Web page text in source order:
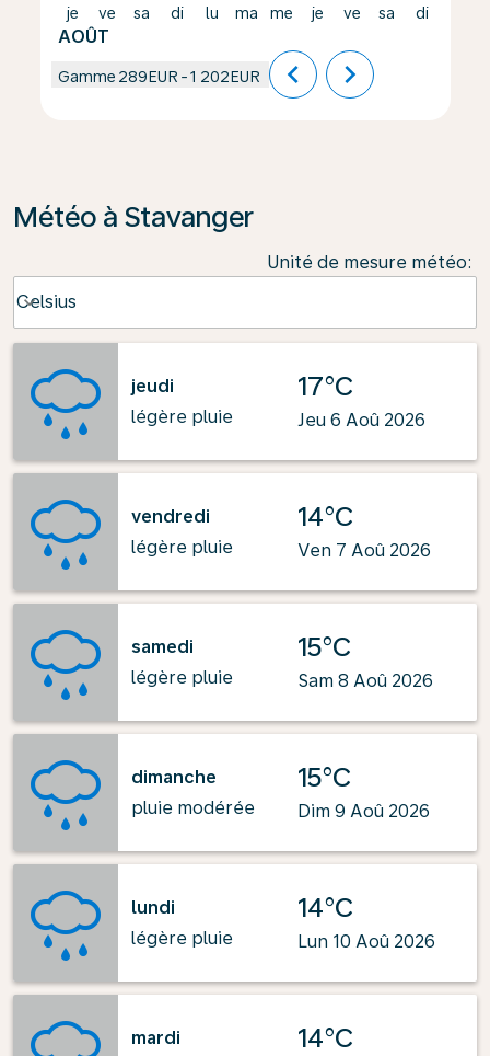
je
AOÛT
ve sa di lu ma me je ve sa di
Gamme 289EUR -1 202EUR chevron_left chevron_right
Météo à Stavanger
Unité de mesure météo:
Celsius
keyboard_arrow_down
jeudi
légère pluie
17°C
Jeu 6 Aoû 2026
vendredi
légère pluie
14°C
Ven 7 Aoû 2026
samedi
légère pluie
15°C
Sam 8 Aoû 2026
dimanche
pluie modérée
15°C
Dim 9 Aoû 2026
lundi
légère pluie
14°C
Lun 10 Aoû 2026
mardi
14°C